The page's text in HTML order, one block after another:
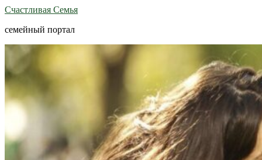
Счастливая Семья
семейный портал